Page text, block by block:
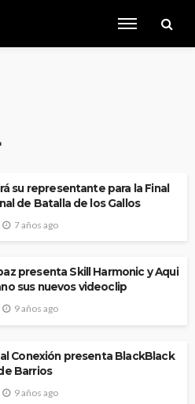
su representante para la Final
de Batalla de los Gallos
7 años ago
presenta Skill Harmonic y Aqui
sus nuevos videoclip
9 años ago
Conexión presenta BlackBlack
Barrios
9 años ago